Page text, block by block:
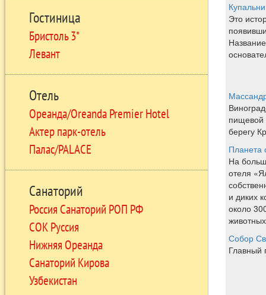
Гостиница
Бристоль 3*
Левант
Отель
Ореанда/Oreanda Premier Hotel
Актер парк-отель
Палас/PALACE
Санаторий
Россия Санаторий РОП РФ
СОК Руссия
Нижняя Ореанда
Санаторий Кирова
Узбекистан
Это
берегу
Планета
На
отеля
и диких
около
Собор
Главный